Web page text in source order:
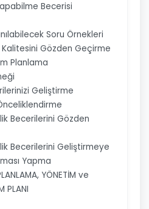
Becerisi
Soru Örnekleri
Kalitesini Gözden Geçirme
Planlama
Geliştirme
Becerilerini Gözden
Becerilerini Geliştirmeye
Yapma
YÖNETİM ve
PLANI